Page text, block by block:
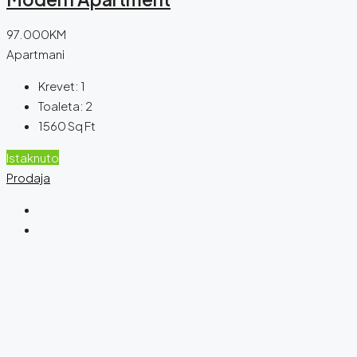
97.000KM
Apartmani
Krevet: 1
Toaleta: 2
1560Sq Ft
Istaknuto
Prodaja